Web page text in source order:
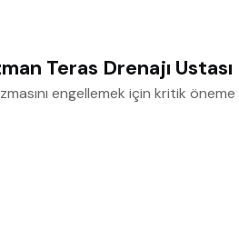
Teras Drenajı
engellemek için kritik